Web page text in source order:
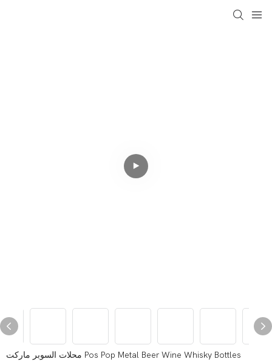
محلات السوبر ماركت Pos Pop Metal Beer Wine Whisky Bottles